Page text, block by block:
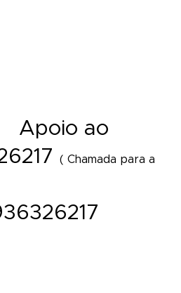
Apoio ao
( Chamada para a